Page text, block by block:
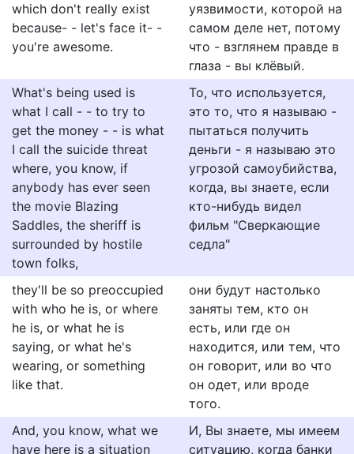
which don't really exist
because- - let's face it- -
you're awesome.
уязвимости, которой на
самом деле нет, потому
что - взглянем правде в
глаза - вы клёвый.
What's being used is
what I call - - to try to
get the money - - is what
I call the suicide threat
where, you know, if
anybody has ever seen
the movie Blazing
Saddles, the sheriff is
surrounded by hostile
town folks,
То, что используется,
это то, что я называю -
пытаться получить
деньги - я называю это
угрозой самоубийства,
когда, вы знаете, если
кто-нибудь видел
фильм "Сверкающие
седла"
they'll be so preoccupied
with who he is, or where
he is, or what he is
saying, or what he's
wearing, or something
like that.
они будут настолько
заняты тем, кто он
есть, или где он
находится, или тем, что
он говорит, или во что
он одет, или вроде
того.
And, you know, what we
have here is a situation
И, Вы знаете, мы имеем
ситуацию, когда банки